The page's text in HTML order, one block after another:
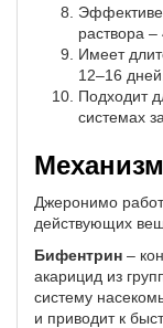
раствора –
Имеет
12–16 дней.
Подходит
системах
Джеронимо
действующих
Бифентрин –
акарицид из
систему
и приводит к